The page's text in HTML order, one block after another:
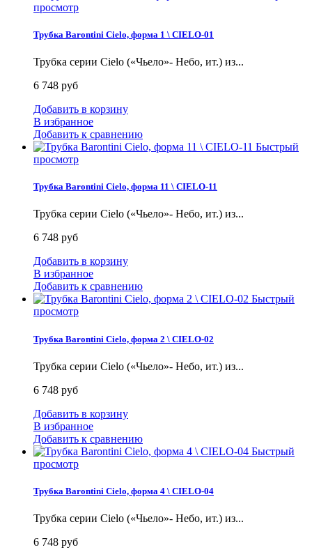
просмотр
Трубка Barontini Cielo, форма 1 \ CIELO-01
Трубка серии Cielo («Чьело»- Небо, ит.) из...
6 748 руб
Добавить в корзину
В избранное
Добавить к сравнению
Быстрый
просмотр
Трубка Barontini Cielo, форма 11 \ CIELO-11
Трубка серии Cielo («Чьело»- Небо, ит.) из...
6 748 руб
Добавить в корзину
В избранное
Добавить к сравнению
Быстрый
просмотр
Трубка Barontini Cielo, форма 2 \ CIELO-02
Трубка серии Cielo («Чьело»- Небо, ит.) из...
6 748 руб
Добавить в корзину
В избранное
Добавить к сравнению
Быстрый
просмотр
Трубка Barontini Cielo, форма 4 \ CIELO-04
Трубка серии Cielo («Чьело»- Небо, ит.) из...
6 748 руб